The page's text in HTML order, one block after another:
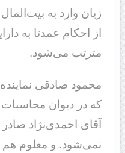
زیان وارد به
از احکام عمدتا به
مترتب می‌شود.
محمود صادقی
که در دیوان
آقای احمدی‌نژاد
نمی‌شود. و معلوم هم